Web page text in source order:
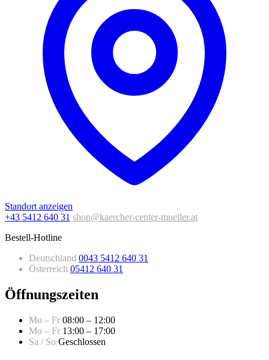
Standort anzeigen
+43 5412 640 31 shop@kaercher-center-mueller.at
Bestell-Hotline
Deutschland 0043 5412 640 31
Österreich 05412 640 31
Öffnungszeiten
Mo – Fr 08:00 – 12:00
Mo – Fr 13:00 – 17:00
Sa / So Geschlossen